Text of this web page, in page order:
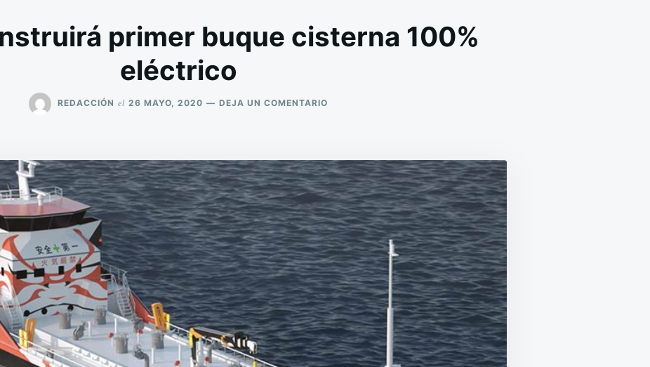
primer buque cisterna 100%
eléctrico
REDACCIÓN el 26 MAYO, 2020 DEJA UN COMENTARIO
CISTERNA
100%
ELÉCTRICO